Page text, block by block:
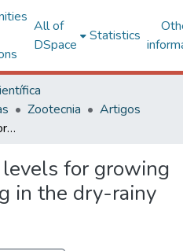
All of
DSpace
Statistics
Zootecnia
Artigos
Supplementation levels for growing beef cattle grazing in the dry-rainy transition
for growing
in the dry-rainy